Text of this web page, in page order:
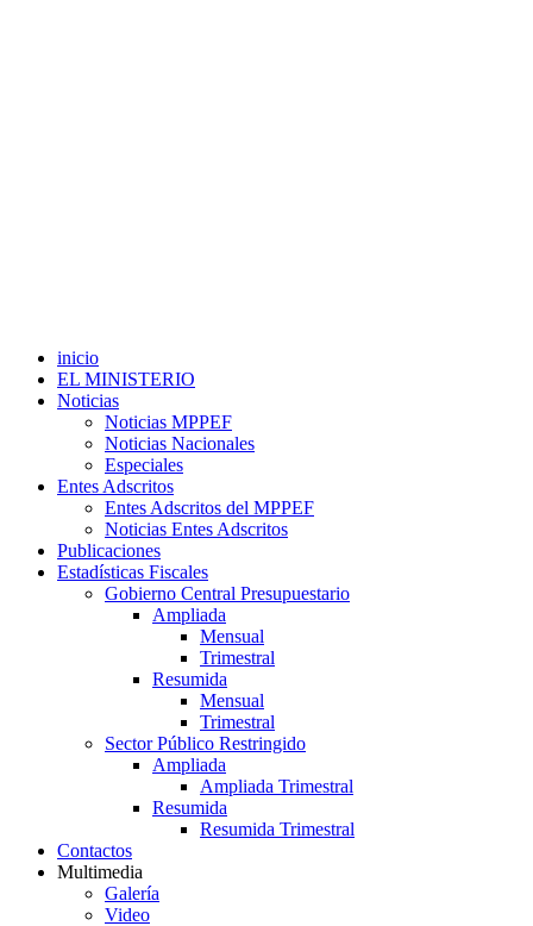
inicio
EL MINISTERIO
Noticias
Noticias MPPEF
Noticias Nacionales
Especiales
Entes Adscritos
Entes Adscritos del MPPEF
Noticias Entes Adscritos
Publicaciones
Estadísticas Fiscales
Gobierno Central Presupuestario
Ampliada
Mensual
Trimestral
Resumida
Mensual
Trimestral
Sector Público Restringido
Ampliada
Ampliada Trimestral
Resumida
Resumida Trimestral
Contactos
Multimedia
Galería
Video